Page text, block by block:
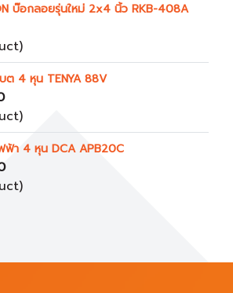
บ๊อกลอยรุ่นใหม่ 2x4 นิ้ว RKB-408A
ต 4 หุน TENYA 88V
ฟ้า 4 หุน DCA APB20C